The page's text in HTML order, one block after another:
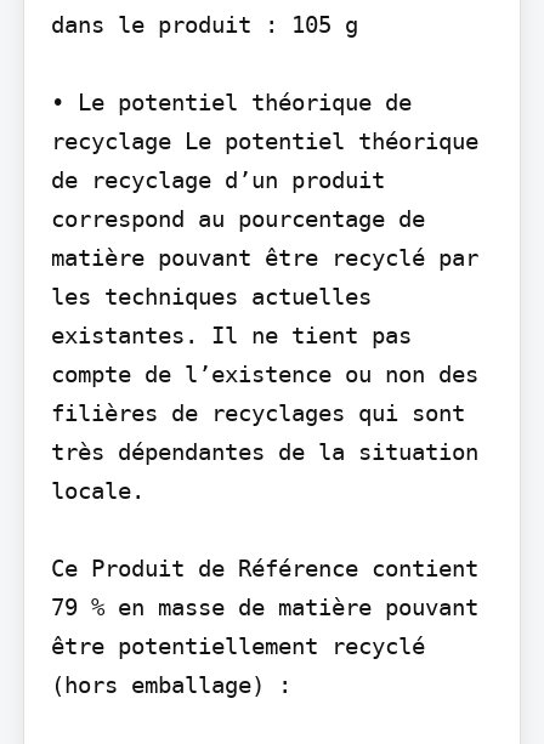
dans le produit : 105 g
• Le potentiel théorique de
recyclage Le potentiel théorique
de recyclage d’un produit
correspond au pourcentage de
matière pouvant être recyclé par
les techniques actuelles
existantes. Il ne tient pas
compte de l’existence ou non des
filières de recyclages qui sont
très dépendantes de la situation
locale.
Ce Produit de Référence contient
79 % en masse de matière pouvant
être potentiellement recyclé
(hors emballage) :